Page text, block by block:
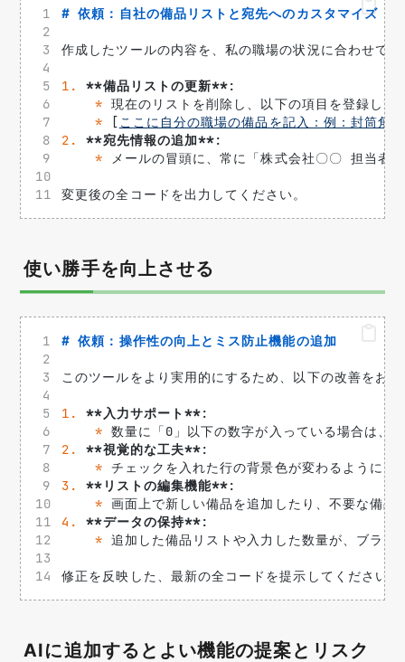
# 依頼：自社の備品リストと宛先へのカスタマイズ
作成したツールの内容を、私の職場の状況に合わせて
1. **備品リストの更新**:
* 現在のリストを削除し、以下の項目を登録して
* [ ここに自分の職場の備品を記入：例：封筒角
2.
**宛先情報の追加**:
* メールの冒頭に、常に「株式会社〇〇 担当者
変更後の全コードを出力してください。
使い勝手を向上させる
# 依頼：操作性の向上とミス防止機能の追加
このツールをより実用的にするため、以下の改善をお
1. **入力サポート**:
* 数量に「0」以下の数字が入っている場合は、
2.
**視覚的な工夫**:
* チェックを入れた行の背景色が変わるように
3.
**リストの編集機能**:
* 画面上で新しい備品を追加したり、不要な備
4.
**データの保持**:
* 追加した備品リストや入力した数量が、ブラ
修正を反映した、最新の全コードを提示してください。
AIに追加するとよい機能の提案とリスク